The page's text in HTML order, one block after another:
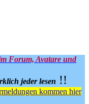
Forum, Avatare und
jeder lesen !!
kommen hier